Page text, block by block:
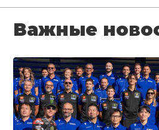
Важные